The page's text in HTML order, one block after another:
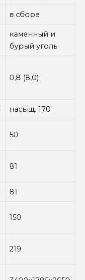
в сборе
каменный и
бурый уголь
0,8 (8,0)
насыщ. 170
50
81
81
150
219